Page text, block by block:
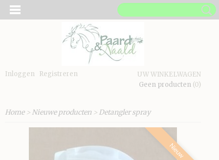
Inloggen Registreren
UW WINKELWAGEN
Geen producten (0)
Home> Nieuwe producten > Detangler spray
Nieuw